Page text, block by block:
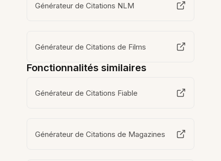
Générateur de Citations NLM
Générateur de Citations de Films
Fonctionnalités similaires
Générateur de Citations Fiable
Générateur de Citations de Magazines